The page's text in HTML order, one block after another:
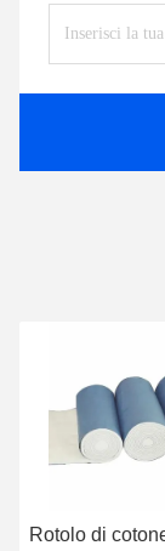
Rotolo di